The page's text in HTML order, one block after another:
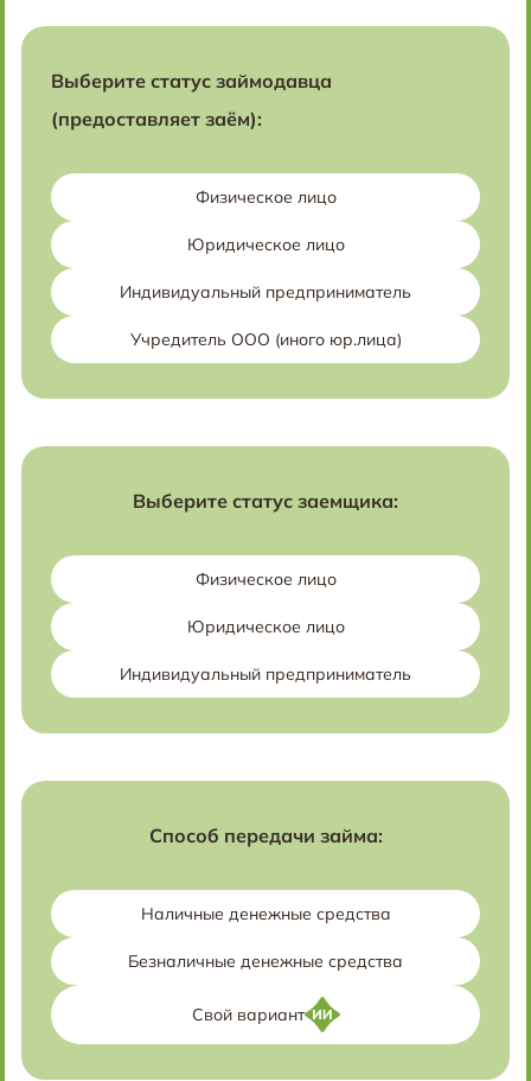
Выберите статус займодавца
(предоставляет заём):
Физическое лицо
Юридическое лицо
Индивидуальный предприниматель
Учредитель ООО (иного юр.лица)
Выберите статус заемщика:
Физическое лицо
Юридическое лицо
Индивидуальный предприниматель
Способ передачи займа:
Наличные денежные средства
Безналичные денежные средства
Свой вариант